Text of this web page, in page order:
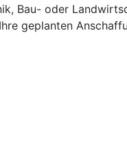
Bau- oder
geplanten